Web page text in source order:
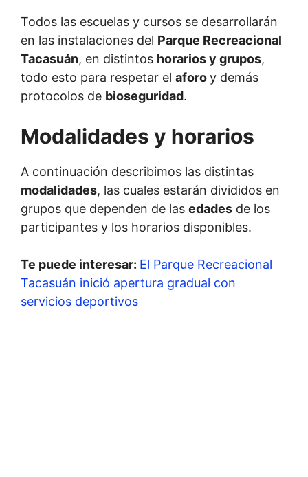
Todos las escuelas y cursos se desarrollarán
en las instalaciones del Parque Recreacional
Tacasuán, en distintos horarios y grupos,
todo esto para respetar el aforoy demás
protocolos de bioseguridad.
Modalidades y horarios
A continuación describimos las distintas
modalidades, las cuales estarán divididos en
grupos que dependen de las edades de los
participantes y los horarios disponibles.
Te puede interesar: El Parque Recreacional
Tacasuán inició apertura gradual con
servicios deportivos